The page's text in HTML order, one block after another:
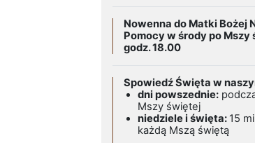
Nowenna do Matki Bożej
Pomocy w środy po Mszy
godz. 18.00
Spowiedź Święta w
dni powszednie:
Mszy świętej
niedziele i święta: 15
każdą Mszą świętą